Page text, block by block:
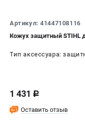
Артикул: 41447108116
Кожух защитный STIHL
Тип аксессуара:
1 431 c
Оставить отзыв